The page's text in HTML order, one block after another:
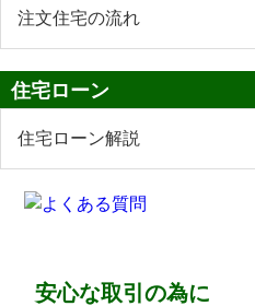
注文住宅の流れ
住宅ローン
住宅ローン解説
安心な取引の為に